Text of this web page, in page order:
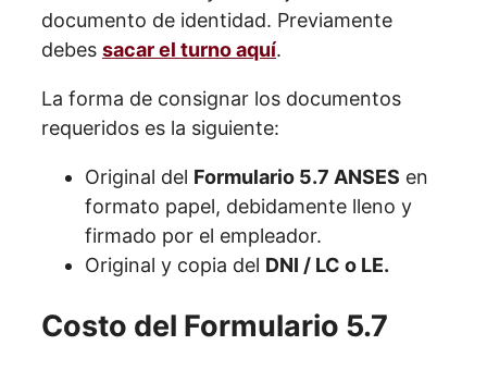
documento de identidad. Previamente
debes sacar el turno aquí.
La forma de consignar los documentos
requeridos es la siguiente:
Original del Formulario 5.7 ANSES en
formato papel, debidamente lleno y
firmado por el empleador.
Original y copia del DNI / LC o LE.
Costo del Formulario 5.7